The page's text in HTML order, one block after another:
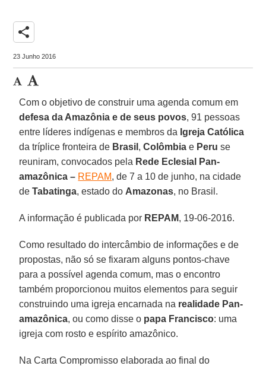
share
23 Junho 2016
Com o objetivo de construir uma agenda comum em
defesa da Amazônia e de seus povos, 91 pessoas
entre líderes indígenas e membros da Igreja Católica
da tríplice fronteira de Brasil ,Colômbia e Peru se
reuniram, convocados pela Rede Eclesial Pan-
amazônica – REPAM, de 7 a 10 de junho, na cidade
deTabatinga, estado do Amazonas, no Brasil.
A informação é publicada por REPAM, 19-06-2016.
Como resultado do intercâmbio de informações e de
propostas, não só se fixaram alguns pontos-chave
para a possível agenda comum, mas o encontro
também proporcionou muitos elementos para seguir
construindo uma igreja encarnada na realidade Pan-
amazônica, ou como disse o papa Francisco: uma
igreja com rosto e espírito amazônico.
Na Carta Compromisso elaborada ao final do